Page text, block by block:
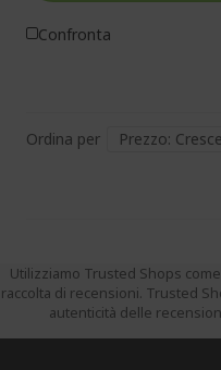
Confronta
Ordina per
Utilizziamo Trusted Shops
raccolta di recensioni. Trusted
autenticità delle